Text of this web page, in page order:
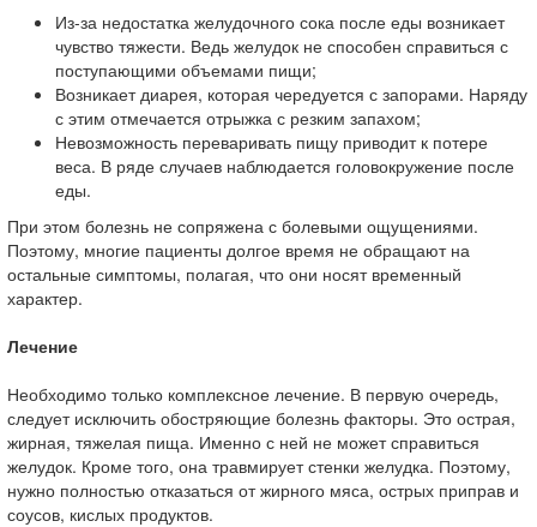
Из-за недостатка желудочного сока после еды возникает
чувство тяжести. Ведь желудок не способен справиться с
поступающими объемами пищи;
Возникает диарея, которая чередуется с запорами. Наряду
с этим отмечается отрыжка с резким запахом;
Невозможность переваривать пищу приводит к потере
веса. В ряде случаев наблюдается головокружение после
еды.
При этом болезнь не сопряжена с болевыми ощущениями.
Поэтому, многие пациенты долгое время не обращают на
остальные симптомы, полагая, что они носят временный
характер.
Лечение
Необходимо только комплексное лечение. В первую очередь,
следует исключить обостряющие болезнь факторы. Это острая,
жирная, тяжелая пища. Именно с ней не может справиться
желудок. Кроме того, она травмирует стенки желудка. Поэтому,
нужно полностью отказаться от жирного мяса, острых приправ и
соусов, кислых продуктов.